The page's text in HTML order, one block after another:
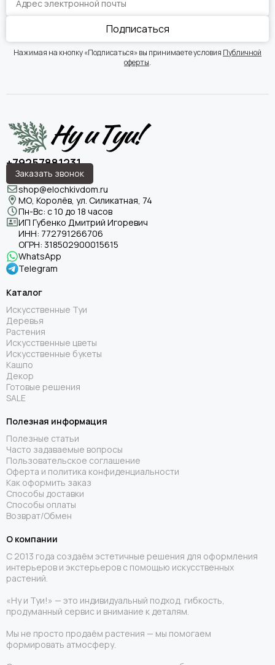
Подписаться
Нажимая на кнопку «Подписаться» вы принимаете условия Публичной
оферты.
+79257881231
Заказать звонок
shop@elochkivdom.ru
МО, Королёв, ул. Силикатная, 74
Пн-Вс: с 10 до 18 часов
ИП Губенко Дмитрий Игоревич
ИНН: 772791266706
ОГРН: 318502900015615
WhatsApp
Telegram
Каталог
Искусственные Туи
Деревья
Растения
Искусственные цветы
Искусственные букеты
Кашпо
Декор
Готовые решения
SALE
Полезная информация
Полезные статьи
Часто задаваемые вопросы
Пользовательское соглашение
Оферта и политика конфиденциальности
Как оформить заказ
Способы доставки
Способы оплаты
Возврат/Обмен
О компании
С 2013 года создаём эстетичные решения для оформления
интерьеров и экстерьеров с помощью искусственных
растений.
«Ну и Туи!» — это индивидуальный подход, гибкость,
продуманный сервис и внимание к деталям.
Мы не просто продаём растения — мы помогаем
формировать атмосферу.